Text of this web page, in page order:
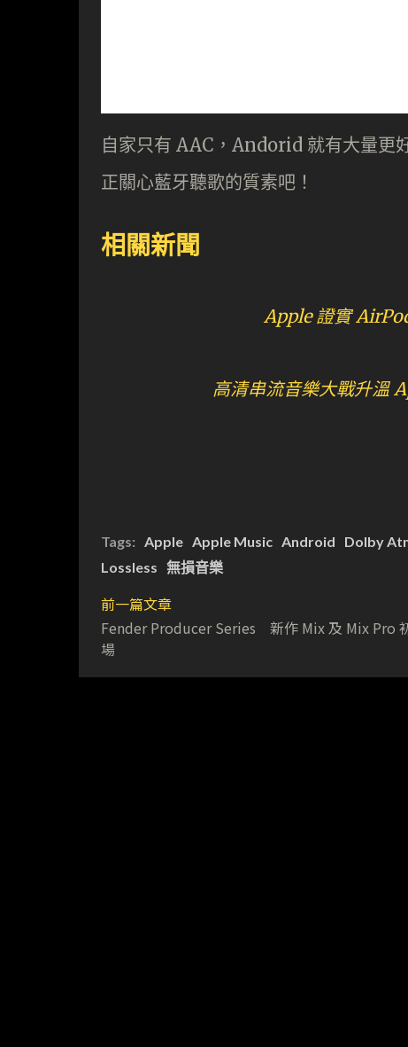
自家只有 AAC，Andorid 就有大量更
正關心藍牙聽歌的質素吧！
相關新聞
Apple 證實
高清串流音樂大戰升溫
Tags: Apple Apple Music Android Dolby
Lossless 無損音樂
前一篇文章
Fender Producer Series 新作 Mix 及 Mix Pro
場